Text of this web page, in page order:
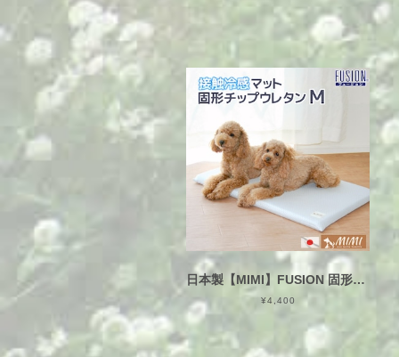
日本製【MIMI】FUSION 固形チップウレタン入り Mサイズ 45×68×3cm 接触冷感 ペットマット 犬猫用 洗える カバー式 ひんやり かため
¥4,400